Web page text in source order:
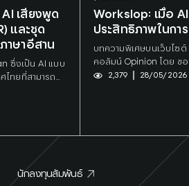
เสียงพูด
และชุด
าษาอีสาน
ซึ่งเป็น AI แบบ
ไทยที่สามารถ
อมูลที่มี
Tags: SCBX
Workslop: เมื่อ
ประสิทธิภาพในกา
บทความพิเศษบนเว็บไซต์
คอลัมน์ Opinion โดย ข
Senior Strategic
2,379 28/05/2026
นักลงทุนสัมพันธ์